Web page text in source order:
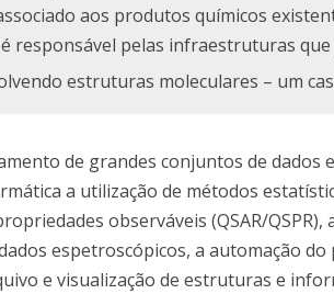
aos produtos químicos
responsável pelas infraestruturas
estruturas moleculares – um
de grandes conjuntos de
a utilização de métodos
observáveis (QSAR/QSPR),
espetroscópicos, a automação
e visualização de estruturas e